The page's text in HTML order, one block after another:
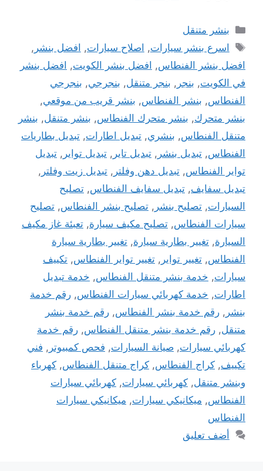
التصنيفات
بنشر متنقل
الوسوم
اسرع بنشر سيارات, اصلاح سيارات, افضل بنشر ,
افضل بنشر الفنطاس, افضل بنشر الكويت, افضل بنشر
في الكويت, بنجر , بنجر متنقل, بنجرجي, بنجرجي
الفنطاس, بنشر الفنطاس, بنشر قريب من موقعي,
بنشر متحرك, بنشر متحرك الفنطاس, بنشر متنقل, بنشر
متنقل الفنطاس, بنشري, تبديل اطارات, تبديل بطاريات
الفنطاس, تبديل بنشر , تبديل تاير , تبديل تواير , تبديل
تواير الفنطاس, تبديل دهن وفلتر , تبديل زيت وفلتر ,
تبديل سفايف, تبديل سفايف الفنطاس, تصليح
السيارات, تصليح بنشر , تصليح بنشر الفنطاس, تصليح
سيارات الفنطاس, تصليح مكيف سيارة, تعبئة غاز مكيف
السيارة, تغيير بطارية سيارة, تغيير بطارية سيارة
الفنطاس, تغيير تواير , تغيير تواير الفنطاس, تكييف
سيارات, خدمة بنشر متنقل الفنطاس, خدمة تبديل
اطارات, خدمة كهربائي سيارات الفنطاس, رقم خدمة
بنشر , رقم خدمة بنشر الفنطاس, رقم خدمة بنشر
متنقل, رقم خدمة بنشر متنقل الفنطاس, رقم خدمة
كهربائي سيارات, صيانة السيارات, فحص كمبيوتر , فني
تكييف, كراج الفنطاس, كراج متنقل الفنطاس, كهرباء
وبنشر متنقل, كهربائي سيارات, كهربائي سيارات
الفنطاس, ميكانيكي سيارات, ميكانيكي سيارات
الفنطاس
أضف تعليق